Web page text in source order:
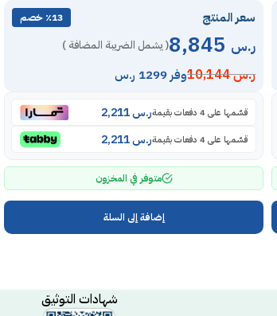
سعر المنتج ٪13 خصم
ر.س ( يشمل الضريبة المضافة )
ر.س10,144 وفر 1299 ر.س
قسّمها على 4 دفعات بقيمة ر.س
قسّمها على 4 دفعات بقيمة ر.س
متوفر في المخزون
إضافة إلى السلة
شهادات التوثيق